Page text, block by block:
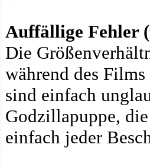
Auffällige Fehler
Die
während des
sind einfach
Godzillapuppe,
einfach jeder